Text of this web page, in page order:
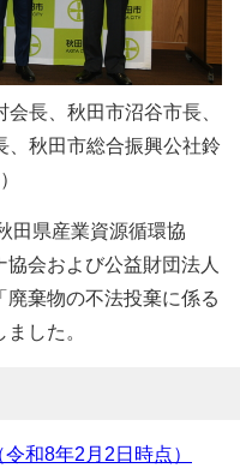
会長、秋田市沼谷市長、
、秋田市総合振興公社鈴
田県産業資源循環協
会および公益財団法人
棄物の不法投棄に係る
した。
和8年2月2日時点）